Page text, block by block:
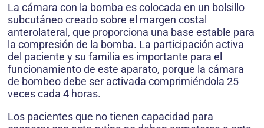
La cámara con la bomba es colocada en un bolsillo
subcutáneo creado sobre el margen costal
anterolateral, que proporciona una base estable para
la compresión de la bomba. La participación activa
del paciente y su familia es importante para el
funcionamiento de este aparato, porque la cámara
de bombeo debe ser activada comprimiéndola 25
veces cada 4 horas.
Los pacientes que no tienen capacidad para